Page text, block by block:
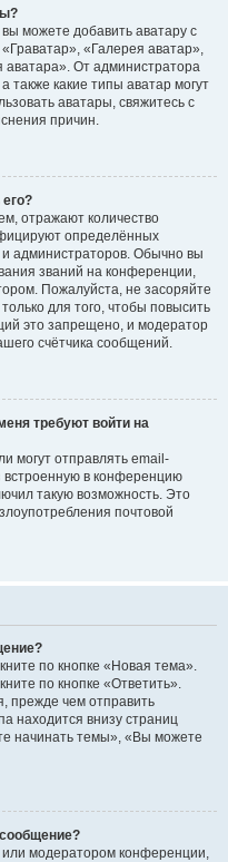
можете добавить аватару с
«Галерея аватар»,
От администратора
также какие типы аватар могут
аватары, свяжитесь с
причин.
отражают количество
определённых
администраторов. Обычно вы
званий на конференции,
Пожалуйста, не засоряйте
для того, чтобы повысить
это запрещено, и модератор
счётчика сообщений.
требуют войти на
могут отправлять email-
встроенную в конференцию
такую возможность. Это
почтовой
по кнопке «Новая тема».
по кнопке «Ответить».
прежде чем отправить
находится внизу страниц
начинать темы», «Вы можете
модератором конференции,